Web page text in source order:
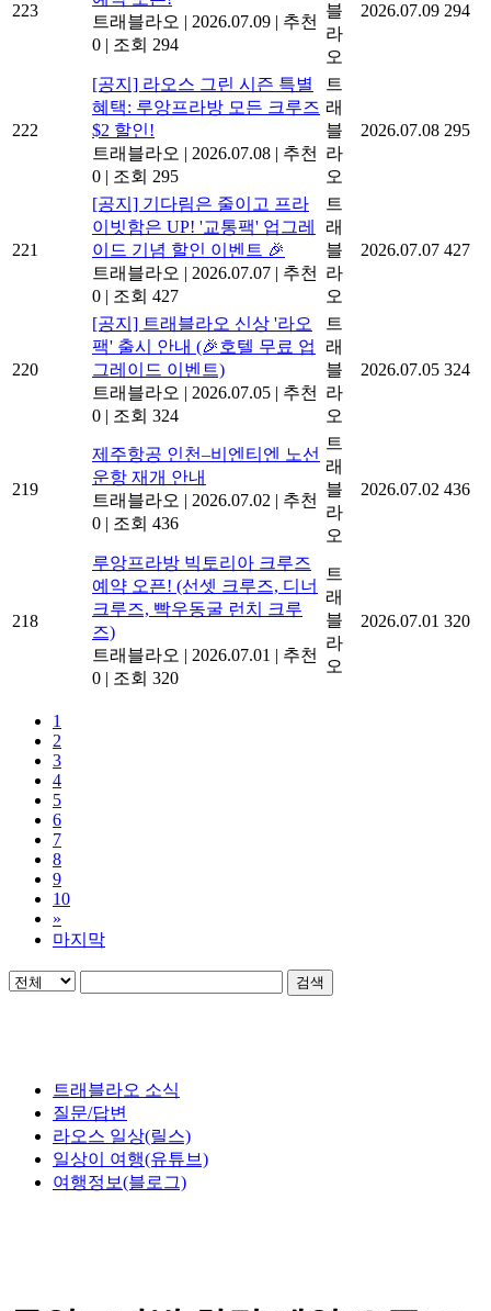
223
트래블라오 | 2026.07.09 | 추천
0 | 조회 294
블
라
오
2026.07.09 294
222
[공지] 라오스 그린 시즌 특별
혜택: 루앙프라방 모든 크루즈
$2 할인!
트래블라오 | 2026.07.08 | 추천
0 | 조회 295
트
래
블
라
오
2026.07.08 295
221
[공지] 기다림은 줄이고 프라
이빗함은 UP! '교통팩' 업그레
이드 기념 할인 이벤트 🎉
트래블라오 | 2026.07.07 | 추천
0 | 조회 427
트
래
블
라
오
2026.07.07 427
220
[공지] 트래블라오 신상 '라오
팩' 출시 안내 (🎉호텔 무료 업
그레이드 이벤트)
트래블라오 | 2026.07.05 | 추천
0 | 조회 324
트
래
블
라
오
2026.07.05 324
219
제주항공 인천–비엔티엔 노선
운항 재개 안내
트래블라오 | 2026.07.02 | 추천
0 | 조회 436
트
래
블
라
오
2026.07.02 436
218
루앙프라방 빅토리아 크루즈
예약 오픈! (선셋 크루즈, 디너
크루즈, 빡우동굴 런치 크루
즈)
트래블라오 | 2026.07.01 | 추천
0 | 조회 320
트
래
블
라
오
2026.07.01 320
1
2
3
4
5
6
7
8
9
10
»
마지막
검색
트래블라오 소식
질문/답변
라오스 일상(릴스)
일상이 여행(유튜브)
여행정보(블로그)